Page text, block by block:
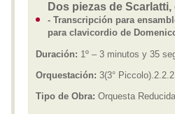
Dos piezas de Scarlatti,
- Transcripción para
para clavicordio de
Duración: 1º – 3 minutos y 35
Orquestación: 3(3°
Tipo de Obra: Orquesta Reducida